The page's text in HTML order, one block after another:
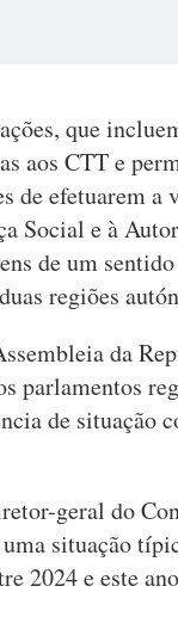
que
aos CTT e
de efetuarem
Social e à
de um
regiões
da
parlamentos
de situação
geral do
situação
2024 e este